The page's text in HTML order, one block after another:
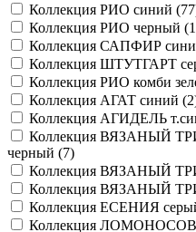
Коллекция РИО синий (77
Коллекция РИО черный (
Коллекция САПФИР
Коллекция ШТУТГАРТ
Коллекция РИО комби
Коллекция АГАТ синий (2
Коллекция АГИДЕЛЬ
Коллекция ВЯЗАНЫЙ
черный (7)
Коллекция ВЯЗАНЫЙ
Коллекция ВЯЗАНЫЙ
Коллекция ЕСЕНИЯ
Коллекция ЛОМОНОСОВ